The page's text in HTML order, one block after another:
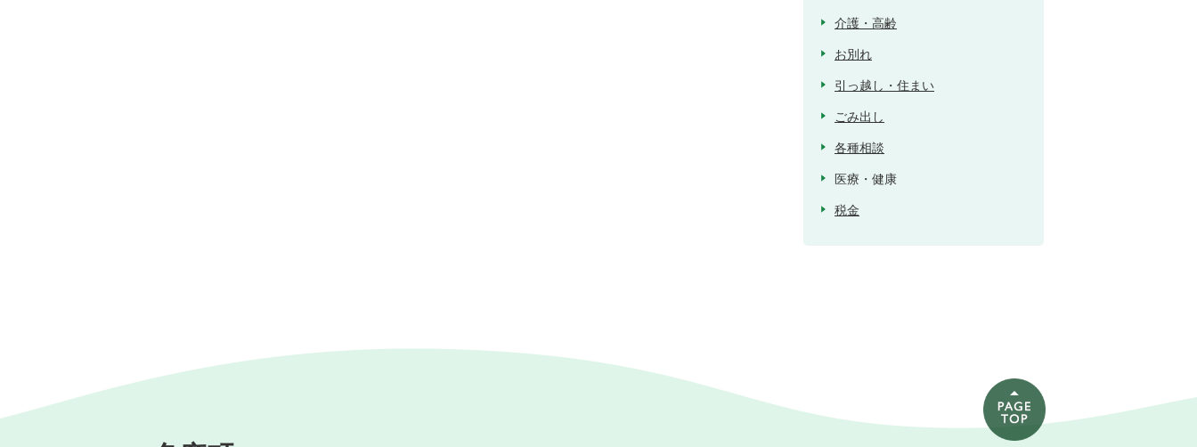
介護・高齢
お別れ
引っ越し・住まい
ごみ出し
各種相談
医療・健康
税金